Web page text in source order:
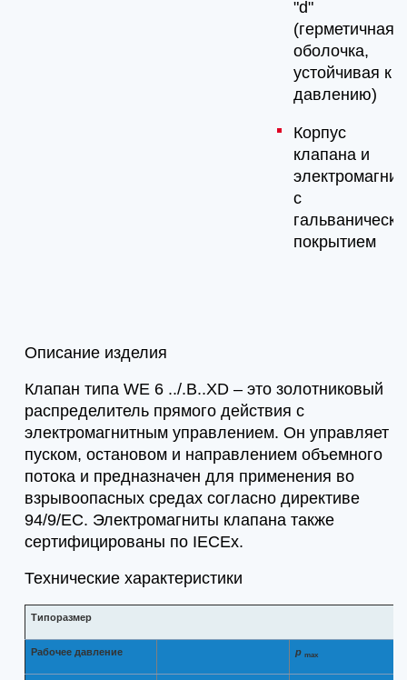
"d"
(герметичная
оболочка,
устойчивая к
давлению)
Корпус
клапана и
электромагнит
с
покрытием
Описание изделия
Клапан типа WE 6 ../.B..XD – это золотниковый
распределитель прямого действия с
электромагнитным управлением. Он управляет
пуском, остановом и направлением объемного
потока и предназначен для применения во
взрывоопасных средах согласно директиве
94/9/ЕС. Электромагниты клапана также
сертифицированы по IECEx.
Технические характеристики
Типоразмер
Рабочее давление p max